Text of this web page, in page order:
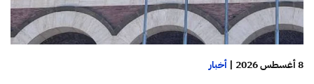
8 أغسطس 2026 | أخبار